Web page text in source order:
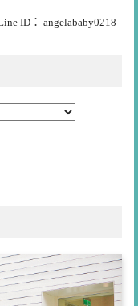
ID： angelababy0218